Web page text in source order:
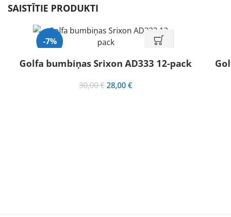
SAISTĪTIE PRODUKTI
-7%
Golfa bumbiņas Srixon AD333 12-pack
30,00€Original
28,00€Current